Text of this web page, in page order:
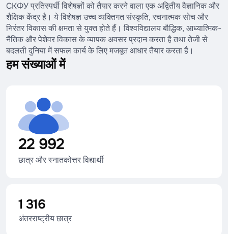
СКФУ प्रतिस्पर्धी विशेषज्ञों को तैयार करने वाला एक अद्वितीय वैज्ञानिक और
शैक्षिक केंद्र है। ये विशेषज्ञ उच्च व्यक्तिगत संस्कृति, रचनात्मक सोच और
निरंतर विकास की क्षमता से युक्त होते हैं। विश्वविद्यालय बौद्धिक, आध्यात्मिक-
नैतिक और पेशेवर विकास के व्यापक अवसर प्रदान करता है तथा तेजी से
बदलती दुनिया में सफल कार्य के लिए मजबूत आधार तैयार करता है।
हम संख्याओं में
22 992
छात्र और स्नातकोत्तर विद्यार्थी
1 316
अंतरराष्ट्रीय छात्र